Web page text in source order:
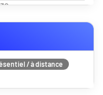
/ à distance